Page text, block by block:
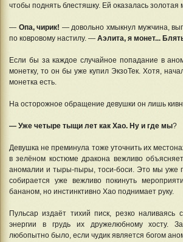
чтобы поднять блестяшку. Ей оказалась золотая
— Опа, чирик! — довольно хмыкнул мужчина,
по ковровому настилу. — Аэлита, я монет...
Если бы за каждое случайное попадание в
монетку, то он бы уже купил ЭкзоТек. Хотя,
монетка есть.
На осторожное обращение девушки он лишь
— Уже четыре тыщи лет как Хао. Ну и где мы?
Девушка не преминула тоже уточнить их
в зелёном костюме дракона вежливо
аномалии и тыры-пыры, тоси-боси. Это мы уже
собирается уже вежливо покинуть
бананом, но инстинктивно Хао поднимает руку.
Пульсар издаёт тихий писк, резко наливаясь
энергии в грудь их дружелюбному хосту.
любопытно было, если чудик является богом